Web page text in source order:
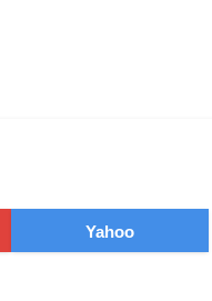
Yahoo